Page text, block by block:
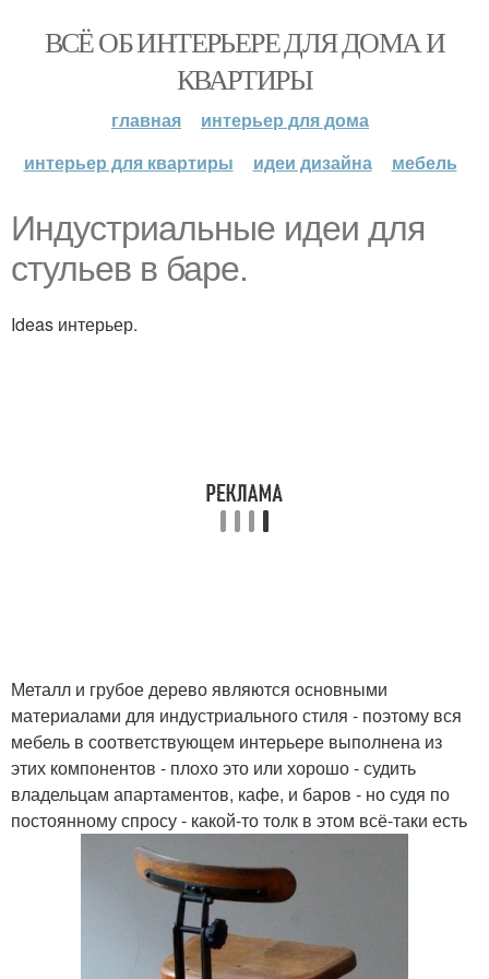
ВСЁ ОБ ИНТЕРЬЕРЕ ДЛЯ ДОМА И
КВАРТИРЫ
главная
интерьер для дома
интерьер для квартиры
идеи дизайна мебель
Индустриальные идеи для
стульев в баре.
Ideas интерьер.
Металл и грубое дерево являются основными
материалами для индустриального стиля - поэтому вся
мебель в соответствующем интерьере выполнена из
этих компонентов - плохо это или хорошо - судить
владельцам апартаментов, кафе, и баров - но судя по
постоянному спросу - какой-то толк в этом всё-таки есть